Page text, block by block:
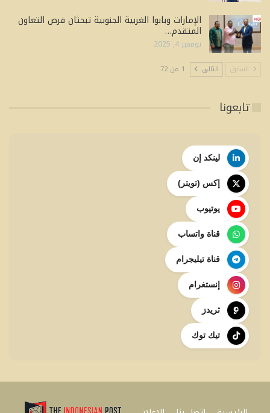
الإمارات وبابوا الغربية الجنوبية تبحثان فرص التعاون
المتقدم…
نوفمبر 4, 2025
السابق التالي 1 من 72
تابعونا
لينكد إن
إكس (تويتر)
يوتيوب
قناة واتساب
قناة تيليجرام
إنستغرام
ثريدز
تيك توك